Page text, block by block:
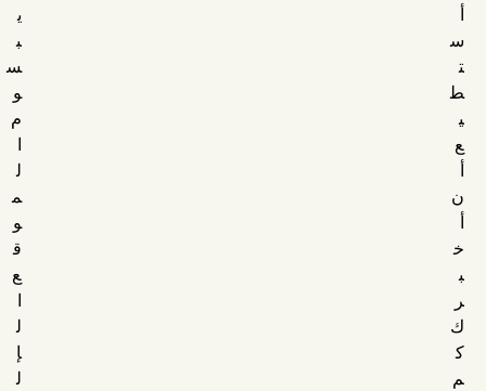
أ
س
ت
ط
ي
ع
أ
ن
أ
خ
ب
ر
ك
ك
م
ي
ب
س
و
م
ا
ل
م
و
ق
ع
ا
ل
إ
ل